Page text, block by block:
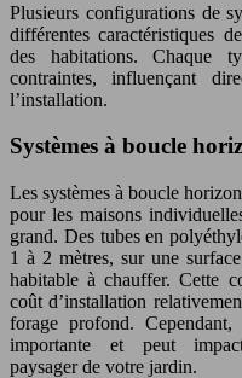
Plusieurs configurations de
différentes caractéristiques
des habitations. Chaque
contraintes, influençant
l’installation.
Systèmes à boucle
Les systèmes à boucle
pour les maisons
grand. Des tubes en
1 à 2 mètres, sur une
habitable à chauffer. Cette
coût d’installation
forage profond.
importante et peut
paysager de votre jardin.